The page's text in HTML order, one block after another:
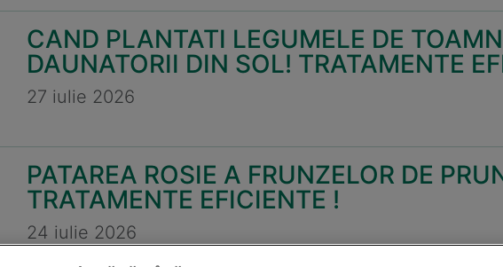
CAND PLANTATI LEGUMELE DE
DAUNATORII DIN SOL! TRATAMENTE
27 iulie 2026
PATAREA ROSIE A FRUNZELOR DE
TRATAMENTE EFICIENTE !
24 iulie 2026